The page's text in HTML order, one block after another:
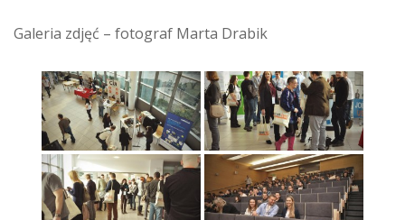
Galeria zdjęć – fotograf Marta Drabik